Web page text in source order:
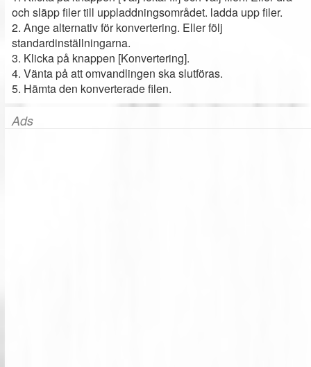
och släpp filer till uppladdningsområdet. ladda upp filer.
2. Ange alternativ för konvertering. Eller följ
standardinställningarna.
3. Klicka på knappen [Konvertering].
4. Vänta på att omvandlingen ska slutföras.
5. Hämta den konverterade filen.
Ads